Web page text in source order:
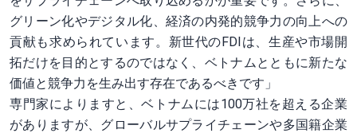
グリーン化やデジタル化、経済の内発的競争力の向上への
貢献も求められています。新世代のFDIは、生産や市場開
拓だけを目的とするのではなく、ベトナムとともに新たな
価値と競争力を生み出す存在であるべきです」
専門家によりますと、ベトナムには100万社を超える企業
がありますが、グローバルサプライチェーンや多国籍企業